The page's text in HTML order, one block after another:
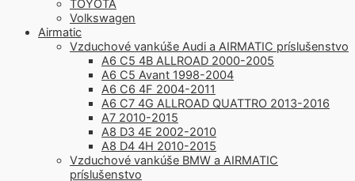
TOYOTA
Volkswagen
Airmatic
Vzduchové vankúše Audi a AIRMATIC príslušenstvo
A6 C5 4B ALLROAD 2000-2005
A6 C5 Avant 1998-2004
A6 C6 4F 2004-2011
A6 C7 4G ALLROAD QUATTRO 2013-2016
A7 2010-2015
A8 D3 4E 2002-2010
A8 D4 4H 2010-2015
Vzduchové vankúše BMW a AIRMATIC
príslušenstvo